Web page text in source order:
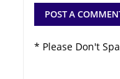
POST A
* Please Don't